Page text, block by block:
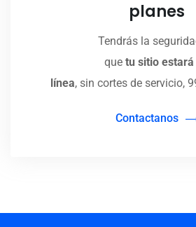
planes
Tendrás la
que tu sitio estará
línea, sin cortes de servicio,
Contactanos